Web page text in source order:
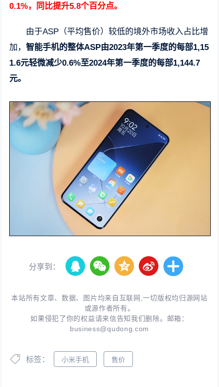
0.1%，同比提升5.8个百分点。
由于ASP（平均售价）较低的境外市场收入占比增
加，智能手机的整体ASP由2023年第一季度的每部1,15
1.6元轻微减少0.6%至2024年第一季度的每部1,144.7
元。
分享到：
本站所有文章、数据、图片均来自互联网,一切版权均归源网站
或源作者所有。
如果侵犯了你的权益请来信告知我们删除。邮箱：
business@qudong.com
标签： 小米手机 售价